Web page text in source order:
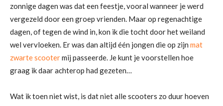
zonnige dagen was dat een feestje, vooral wanneer je werd
vergezeld door een groep vrienden. Maar op regenachtige
dagen, of tegen de wind in, kon ik die tocht door het weiland
wel vervloeken. Er was dan altijd één jongen die op zijn mat
zwarte scootermij passeerde. Je kunt je voorstellen hoe
graag ik daar achterop had gezeten…
Wat ik toen niet wist, is dat niet alle scooters zo duur hoeven